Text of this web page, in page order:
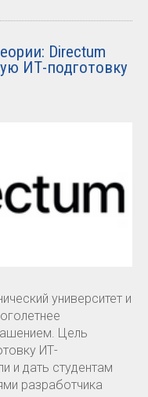
Directum
ИТ-подготовку
университет и
Цель
ИТ-
и дать студентам
разработчика